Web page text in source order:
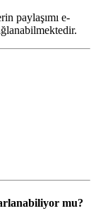
paylaşımı e-
mu?